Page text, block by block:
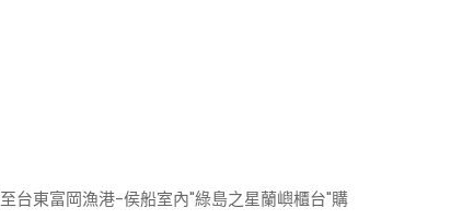
台東富岡漁港-侯船室內"綠島之星蘭嶼櫃台"購